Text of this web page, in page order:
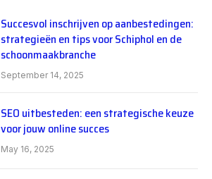
Succesvol inschrijven op aanbestedingen:
strategieën en tips voor Schiphol en de
schoonmaakbranche
September 14, 2025
SEO uitbesteden: een strategische keuze
voor jouw online succes
May 16, 2025